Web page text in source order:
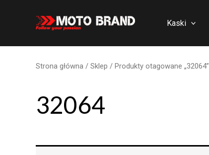
Kaski
Strona główna / Sklep / Produkty otagowane „32064”
32064